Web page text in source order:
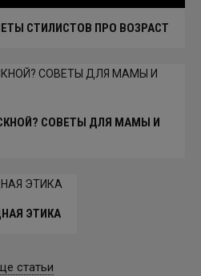
СТИЛИСТОВ ПРО ВОЗРАСТ
СОВЕТЫ ДЛЯ МАМЫ И
ЭТИКА
статьи